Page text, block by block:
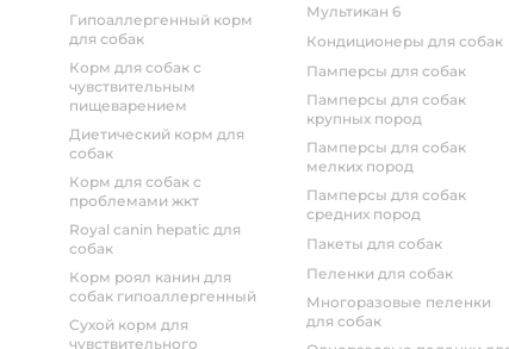
гипоаллергенный корм
для собак
корм для собак с
чувствительным
пищеварением
диетический корм для
собак
корм для собак с
проблемами жкт
royal canin hepatic для
собак
корм роял канин для
собак гипоаллергенный
сухой корм для
чувствительного
мультикан 6
кондиционеры для собак
памперсы для собак
памперсы для собак
крупных пород
памперсы для собак
мелких пород
памперсы для собак
средних пород
пакеты для собак
пеленки для собак
многоразовые пеленки
для собак